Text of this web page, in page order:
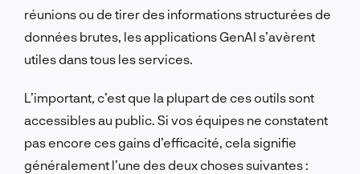
réunions ou de tirer des informations structurées de
données brutes, les applications GenAI s’avèrent
utiles dans tous les services.
L’important, c’est que la plupart de ces outils sont
accessibles au public. Si vos équipes ne constatent
pas encore ces gains d’efficacité, cela signifie
généralement l’une des deux choses suivantes :